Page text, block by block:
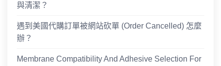
與清潔？
遇到美國代購訂單被網站砍單 (Order Cancelled) 怎麼
辦？
Membrane Compatibility And Adhesive Selection For